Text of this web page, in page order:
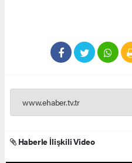
www.ehaber.tv.tr
Haberle İlişkili Video